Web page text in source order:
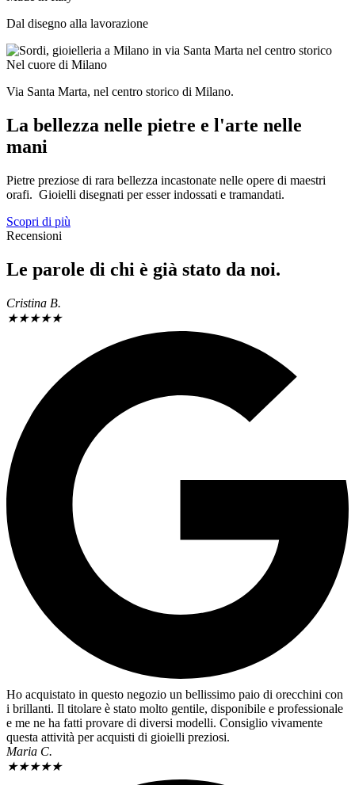
Dal disegno alla lavorazione
Nel cuore di Milano
Via Santa Marta, nel centro storico di Milano.
La bellezza nelle pietre e l'arte nelle
mani
Pietre preziose di rara bellezza incastonate nelle opere di maestri
orafi. Gioielli disegnati per esser indossati e tramandati.
Scopri di più
Recensioni
Le parole di chi è già stato da noi.
Cristina B.
★★★★★
Ho acquistato in questo negozio un bellissimo paio di orecchini con
i brillanti. Il titolare è stato molto gentile, disponibile e professionale
e me ne ha fatti provare di diversi modelli. Consiglio vivamente
questa attività per acquisti di gioielli preziosi.
Maria C.
★★★★★